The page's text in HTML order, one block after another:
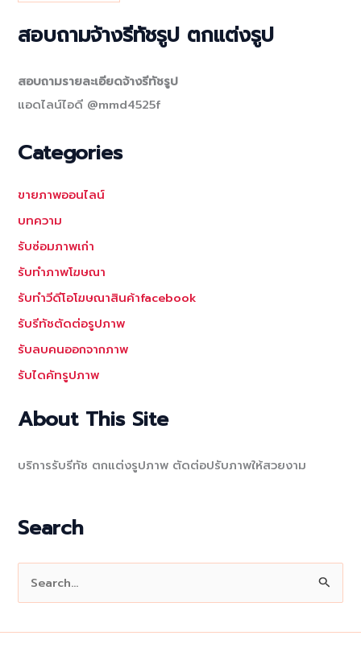
สอบถามจ้างรีทัชรูป ตกแต่งรูป
สอบถามรายละเอียดจ้างรีทัชรูป
แอดไลน์ไอดี @mmd4525f
Categories
ขายภาพออนไลน์
บทความ
รับซ่อมภาพเก่า
รับทำภาพโฆษณา
รับทำวีดีโอโฆษณาสินค้าfacebook
รับรีทัชตัดต่อรูปภาพ
รับลบคนออกจากภาพ
รับไดคัทรูปภาพ
About This Site
บริการรับรีทัช ตกแต่งรูปภาพ ตัดต่อปรับภาพให้สวยงาม
Search